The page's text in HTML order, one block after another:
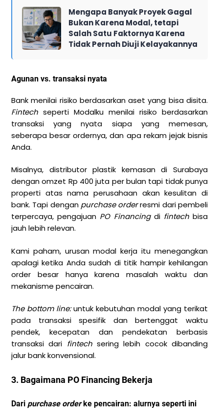
Mengapa Banyak Proyek Gagal
Bukan Karena Modal, tetapi
Salah Satu Faktornya Karena
Tidak Pernah Diuji Kelayakannya
Agunan vs. transaksi nyata
Bank menilai risiko berdasarkan aset yang bisa disita.
Fintech seperti Modalku menilai risiko berdasarkan
transaksi yang nyata siapa yang memesan,
seberapa besar ordernya, dan apa rekam jejak bisnis
Anda.
Misalnya, distributor plastik kemasan di Surabaya
dengan omzet Rp 400 juta per bulan tapi tidak punya
properti atas nama perusahaan akan kesulitan di
bank. Tapi dengan purchase orderresmi dari pembeli
terpercaya, pengajuan PO Financingdi fintechbisa
jauh lebih relevan.
Kami paham, urusan modal kerja itu menegangkan
apalagi ketika Anda sudah di titik hampir kehilangan
order besar hanya karena masalah waktu dan
mekanisme pencairan.
The bottom line:untuk kebutuhan modal yang terikat
pada transaksi spesifik dan bertenggat waktu
pendek, kecepatan dan pendekatan berbasis
transaksi dari fintechsering lebih cocok dibanding
jalur bank konvensional.
3. Bagaimana PO Financing Bekerja
Dari purchase orderke pencairan: alurnya seperti ini